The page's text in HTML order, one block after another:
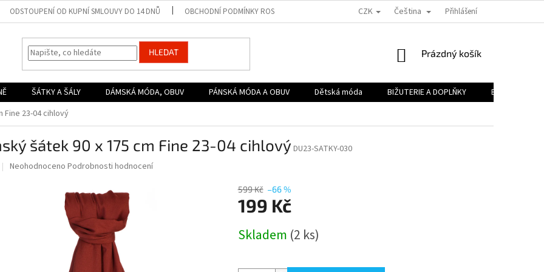
ODSTOUPENÍ OD KUPNÍ SMLOUVY DO 14 DNŮ OBCHODNÍ PODMÍNKY ROSH A.S. PODMÍNKY OCHRANY OSOBNÍCH ÚDAJŮ OBJEMOVÉ SLEVY
CZK Čeština Přihlášení
HLEDAT
NÁKUPNÍ
Prázdný košík
ŠÁTKY A ŠÁLY DÁMSKÁ MÓDA, OBUV PÁNSKÁ MÓDA A OBUV Dětská móda BIŽUTERIE A DOPLŇKY
BAZAR 🔥
Fine 23-04 cihlový
šátek 90 x 175 cm Fine 23-04 cihlový DU23-SATKY-030
Průměrné
Neohodnoceno Podrobnosti hodnocení
599 Kč –66 %
199 Kč
cena:
Skladem (2 ks)